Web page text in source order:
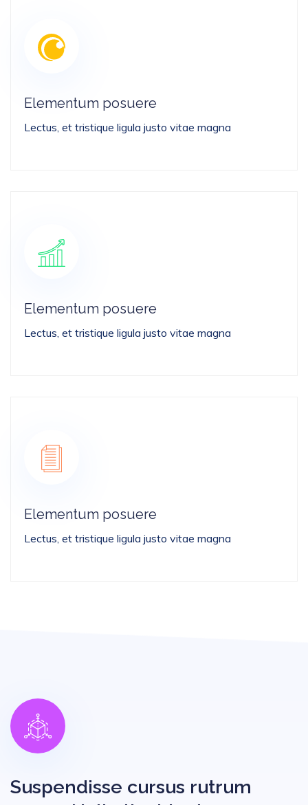
Elementum posuere
Lectus, et tristique ligula justo vitae magna
Elementum posuere
Lectus, et tristique ligula justo vitae magna
Elementum posuere
Lectus, et tristique ligula justo vitae magna
Suspendisse cursus rutrum